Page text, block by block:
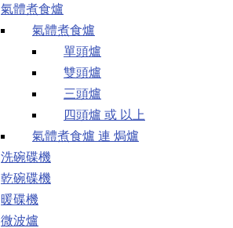
氣體煮食爐
氣體煮食爐
單頭爐
雙頭爐
三頭爐
四頭爐 或 以上
氣體煮食爐 連 焗爐
洗碗碟機
乾碗碟機
暖碟機
微波爐